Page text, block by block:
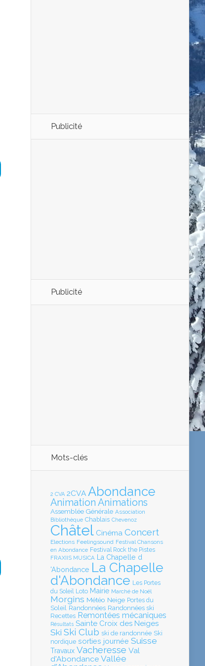
Publicité
Publicité
Mots-clés
2 CVA 2CVA Abondance
Animation Animations
Assemblée Générale Association
Bibliothèque Chablais Chevenoz
Châtel Cinéma Concert
Elections Feelingsound Festival Chansons
en Abondance Festival Rock the Pistes
FRAXIIS MUSICA
La Chapelle d
'Abondance La Chapelle
d'Abondance Les Portes
du Soleil Loto Mairie Marché de Noël
Morgins Météo Neige Portes du
Soleil Randonnées Randonnées ski
Recettes Remontées mécaniques
Résultats Sainte Croix des Neiges
Ski Ski Club ski de randonnée Ski
nordique sorties journée Suisse
Travaux Vacheresse Val
d'Abondance Vallée